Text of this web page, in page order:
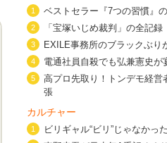
特集2 東京五輪強行
・
・
・
1 ベストセラー『7つの習慣』
2 「宝塚いじめ裁判」の全記録
3 EXILE事務所のブラックぶり
4 電通社員自殺でも弘兼憲史が
5
高プロ先取り！トンデモ経営
張
カルチャー
1 ビリギャル“ビリ”じゃなかっ